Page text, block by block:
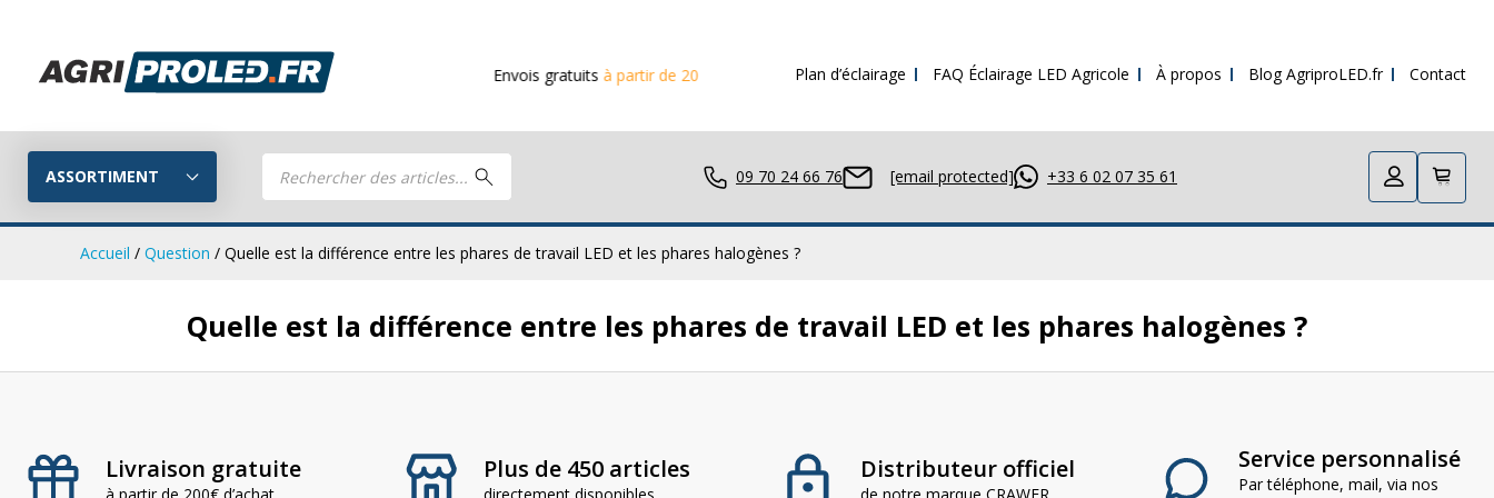
Envois gratuitsà partir de 200€ d’achat Plan d’éclairage FAQ Éclairage LED Agricole À propos Blog AgriproLED.fr Contact
ASSORTIMENT
Recherche
produits
09 70 24 66 76 [email protected] +33 6 02 07 35 61
Phares de travail LED
Accueil / Question / Quelle est la différence entre les phares de travail LED et les phares halogènes ?
Quelle est la différence entre les phares de travail LED et les phares halogènes ?
Livraison gratuite Plus de 450 articles Distributeur officiel Service personnalisé
Par téléphone, mail, via nos